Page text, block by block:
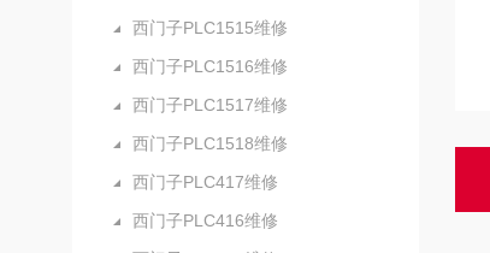
西门子PLC1515维修
西门子PLC1516维修
西门子PLC1517维修
西门子PLC1518维修
西门子PLC417维修
西门子PLC416维修